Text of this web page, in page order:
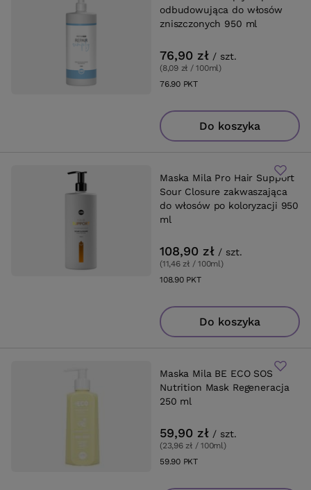
odbudowująca do włosów
zniszczonych 950 ml
76,90 zł / szt.
(8,09 zł / 100ml)
76.90PKTpunktów
Do koszyka
Maska Mila Pro Hair Support
Sour Closure zakwaszająca
do włosów po koloryzacji 950
ml
108,90 zł / szt.
(11,46 zł / 100ml)
108.90PKTpunktów
Do koszyka
Maska Mila BE ECO SOS
Nutrition Mask Regeneracja
250 ml
59,90 zł / szt.
(23,96 zł / 100ml)
59.90PKTpunktów